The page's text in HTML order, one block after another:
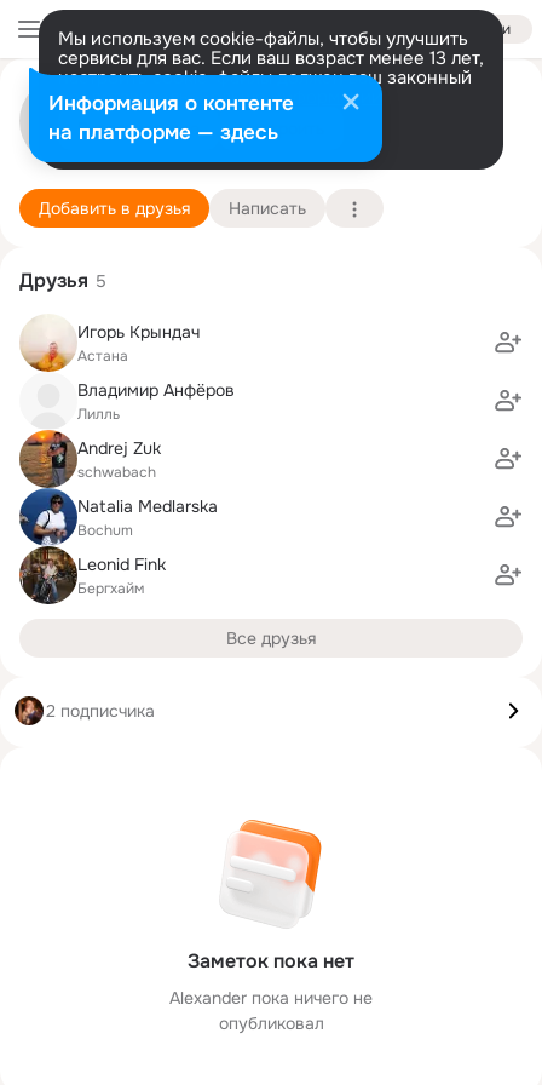
Войти
Мы используем cookie-файлы, чтобы улучшить
сервисы для вас. Если ваш возраст менее 13 лет,
настроить cookie-файлы должен ваш законный
представитель. Больше информации
Разрешить все Настроить
Alexander Miller
NRW 22 мая (55 лет)
Подробнее
Добавить в друзья Написать
Заметок пока нет
Alexander пока ничего не
опубликовал
Друзья 5
Игорь Крындач
Астана
Владимир Анфёров
Лилль
Andrej Zuk
schwabach
Natalia Medlarska
Bochum
Leonid Fink
Бергхайм
Все друзья
2 подписчика
Информация о контенте
на платформе — здесь